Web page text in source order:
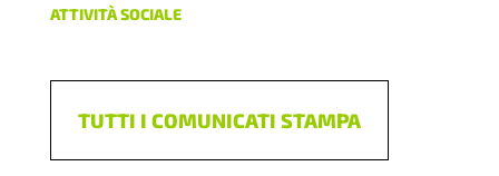
ATTIVITÀ SOCIALE
TUTTI I COMUNICATI STAMPA